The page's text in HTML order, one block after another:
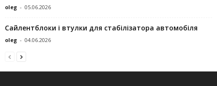
oleg - 05.06.2026
Сайлентблоки і втулки для стабілізатора автомобіля
oleg - 04.06.2026